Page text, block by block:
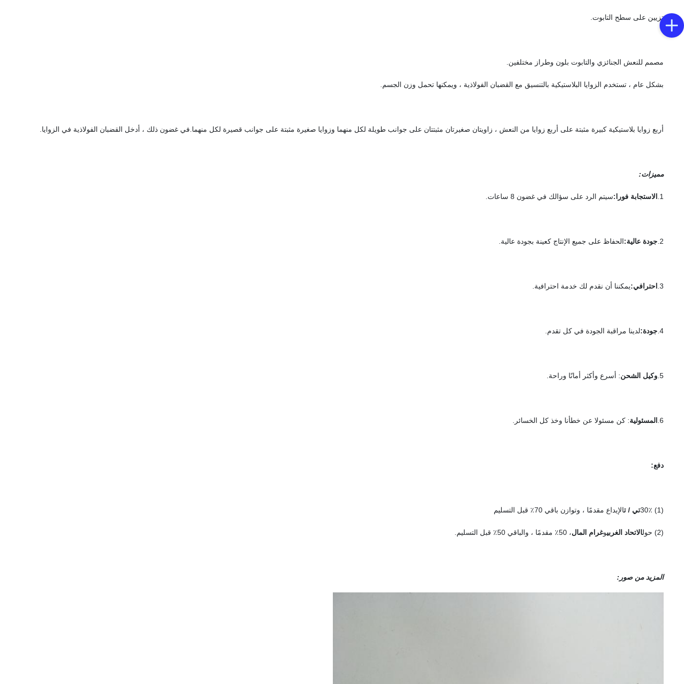
تزيين على سطح التابوت.
مصمم للنعش الجنائزي والتابوت بلون وطراز مختلفين.
بشكل عام ، تستخدم الزوايا البلاستيكية بالتنسيق مع القضبان الفولاذية ، ويمكنها تحمل وزن الجسم.
أربع زوايا بلاستيكية كبيرة مثبتة على أربع زوايا من النعش ، زاويتان صغيرتان مثبتتان على جوانب طويلة لكل منهما وزوايا صغيرة مثبتة على جوانب قصيرة لكل منهما.في غضون ذلك ، أدخل القضبان الفولاذية في الزوايا.
مميزات:
1. الاستجابة فورا:سيتم الرد على سؤالك في غضون 8 ساعات.
2. جودة عالية:الحفاظ على جميع الإنتاج كعينة بجودة عالية.
3. احترافي:يمكننا أن نقدم لك خدمة احترافية.
4. جودة:لدينا مراقبة الجودة في كل تقدم.
5. وكيل الشحن: أسرع وأكثر أمانًا وراحة.
6. المسئولية: كن مسئولا عن خطأنا وخذ كل الخسائر.
دفع:
(1) 30٪ تي / تالإيداع مقدمًا ، وتوازن باقي 70٪ قبل التسليم
(2) حول الاتحاد الغربيوغرام المال، 50٪ مقدمًا ، والباقي 50٪ قبل التسليم.
المزيد من صور: